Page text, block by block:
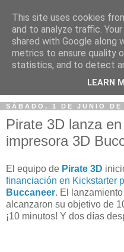
SÁBADO, 1 DE JUNIO DE
Pirate 3D lanza
impresora 3D
El equipo de Pirate 3D
financiación en Kickstarter
Buccaneer. El
alcanzaron su objetivo de
¡10 minutos! Y dos días
This site uses cookies
and to analyze traffic.
shared with Google along
metrics to ensure quality
statistics, and to detect
LEARN